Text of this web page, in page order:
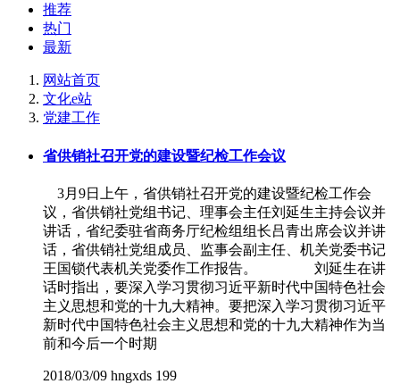
推荐
热门
最新
网站首页
文化e站
党建工作
省供销社召开党的建设暨纪检工作会议
3月9日上午，省供销社召开党的建设暨纪检工作会
议，省供销社党组书记、理事会主任刘延生主持会议并
讲话，省纪委驻省商务厅纪检组组长吕青出席会议并讲
话，省供销社党组成员、监事会副主任、机关党委书记
王国锁代表机关党委作工作报告。 刘延生在讲
话时指出，要深入学习贯彻习近平新时代中国特色社会
主义思想和党的十九大精神。要把深入学习贯彻习近平
新时代中国特色社会主义思想和党的十九大精神作为当
前和今后一个时期
2018/03/09 hngxds 199